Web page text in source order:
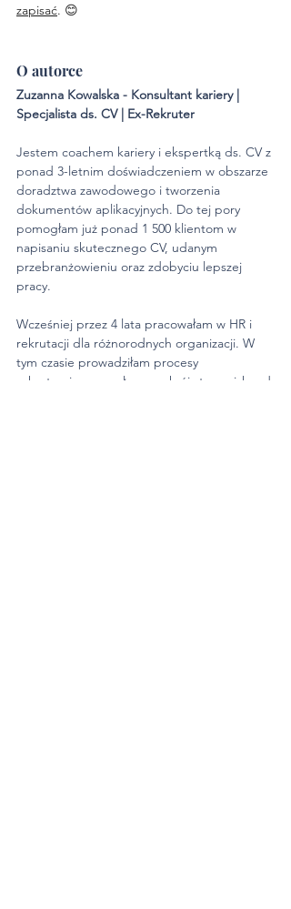
zapisać. 😊
O autorce
Zuzanna Kowalska - Konsultant kariery |
Specjalista ds. CV | Ex-Rekruter
Jestem coachem kariery i ekspertką ds. CV z
ponad 3-letnim doświadczeniem w obszarze
doradztwa zawodowego i tworzenia
dokumentów aplikacyjnych. Do tej pory
pomogłam już ponad 1 500 klientom w
napisaniu skutecznego CV, udanym
przebranżowieniu oraz zdobyciu lepszej
pracy.
Wcześniej przez 4 lata pracowałam w HR i
rekrutacji dla różnorodnych organizacji. W
tym czasie prowadziłam procesy
rekrutacyjne na pełen przekrój stanowisk: od